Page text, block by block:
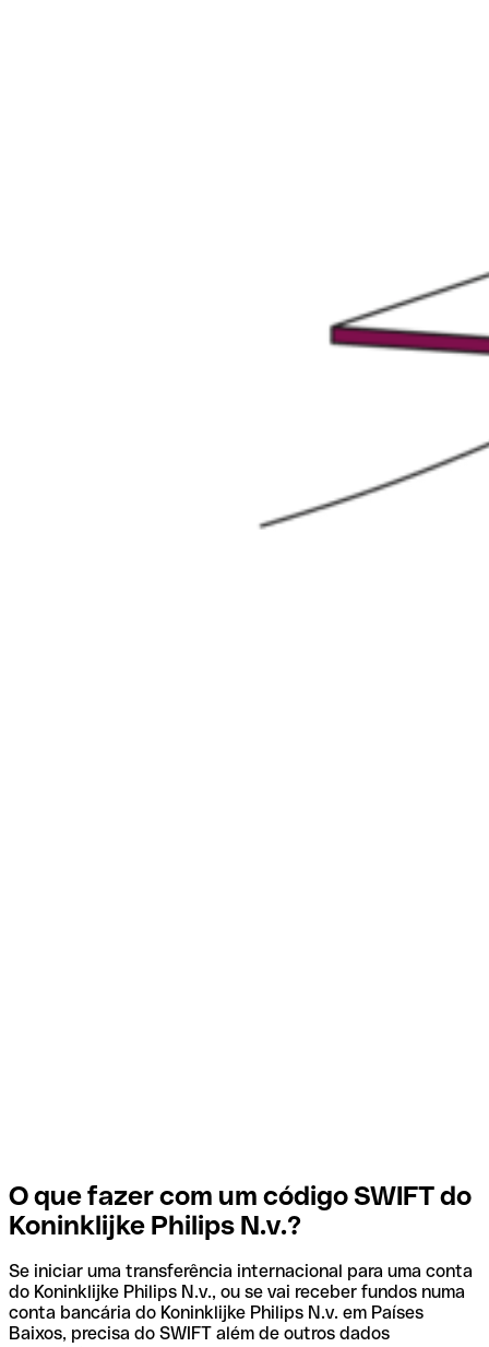
O que fazer com um código SWIFT do
Koninklijke Philips N.v.?
Se iniciar uma transferência internacional para uma conta
do Koninklijke Philips N.v., ou se vai receber fundos numa
conta bancária do Koninklijke Philips N.v. em Países
Baixos, precisa do SWIFT além de outros dados